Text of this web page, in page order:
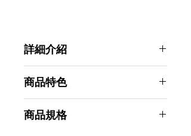
詳細介紹
商品特色
旋轉底座：底座旋轉更快找到文具
商品規格